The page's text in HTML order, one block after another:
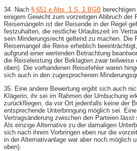
34. Nach § 651 e Abs. 1 S. 1 BGB
einigem Gewicht zum vorzeitigen Abbruch der
Reisemängeln ist der Reisende in der Regel
festzuhalten, die restliche Urlaubszeit im
sein Minderungsrecht geltend zu machen. Die
Reisemangel die Reise erheblich
aufgrund einer wertenden Betrachtung
die Reiseleistung der Beklagten zwar
oben). Die vorhandenen Reisefehler waren
sich auch in den zugesprochenen
35. Eine andere Bewertung ergibt sich auch
Klägerin, ihr sei im Rahmen der Umbuchung
zurückfliegen, da vor Ort jedenfalls keine der
entsprechende Unterbringung möglich sei.
Vertragsänderung zwischen den Parteien lässt
Als einzige Alternative zu der damaligen
sich nach ihrem Vorbringen eben nur die
in der Alternativanlage war aber noch möglich
oben).